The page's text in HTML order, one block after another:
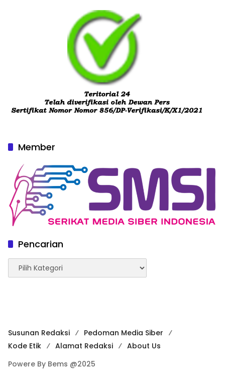
Member
Pencarian
Pencarian
Susunan Redaksi
Pedoman Media Siber
Kode Etik
Alamat Redaksi
About Us
Powere By Bems @2025